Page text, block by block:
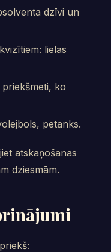
dzīvi un
lielas
ko
petanks.
atskaņošanas
dziesmām.